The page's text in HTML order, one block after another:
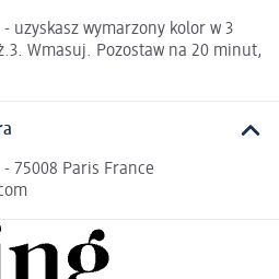
- uzyskasz wymarzony kolor w 3
Wmasuj. Pozostaw na 20 minut,
- 75008 Paris France